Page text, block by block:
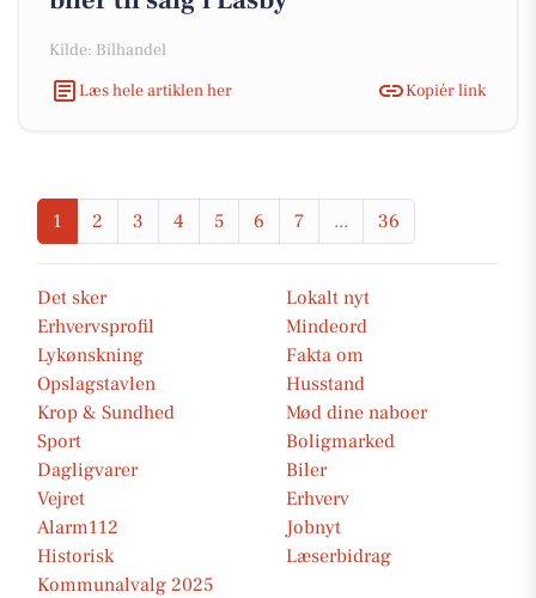
Kilde: Bilhandel
Læs hele artiklen her
Kopiér link
1 2 3 4 5 6 7 ... 36
Det sker
Lokalt nyt
Erhvervsprofil
Mindeord
Lykønskning
Fakta om
Opslagstavlen
Husstand
Krop & Sundhed
Mød dine naboer
Sport
Boligmarked
Dagligvarer
Biler
Vejret
Erhverv
Alarm112
Jobnyt
Historisk
Læserbidrag
Kommunalvalg 2025